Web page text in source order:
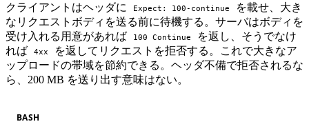
クライアントはヘッダに Expect: 100-continue
を載せ、大き
なリクエストボディを送る前に待機する。サーバはボディを
受け入れる用意があれば
100 Continue
を返し、そうでなけ
れば
4xx
を返してリクエストを拒否する。これで大きなア
ップロードの帯域を節約できる。ヘッダ不備で拒否されるな
ら、200 MB を送り出す意味はない。
BASH